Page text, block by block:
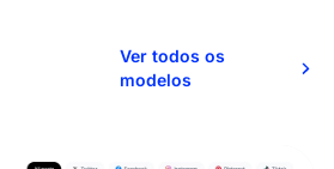
Ver todos os
modelos